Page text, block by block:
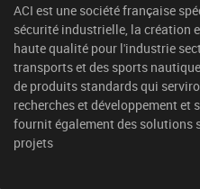
ACI est une société française
sécurité industrielle, la création
haute qualité pour l'industrie
transports et des sports
de produits standards qui
recherches et développement et
fournit également des solutions
projets